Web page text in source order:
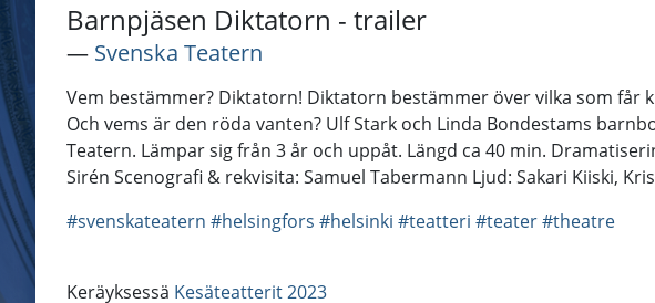
Barnpjäsen Diktatorn - trailer
― Svenska Teatern
Vem bestämmer? Diktatorn! Diktatorn bestämmer över vilka som får
Och vems är den röda vanten? Ulf Stark och Linda Bondestams
Teatern. Lämpar sig från 3 år och uppåt. Längd ca 40 min.
Sirén Scenografi & rekvisita: Samuel Tabermann Ljud: Sakari Kiiski,
#svenskateatern #helsingfors #helsinki #teatteri #teater#theatre
Keräyksessä Kesäteatterit 2023